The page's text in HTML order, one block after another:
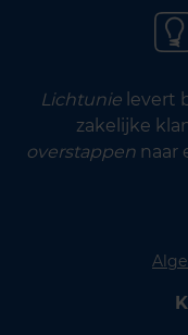
Lichtunielevert
zakelijke
overstappen naar